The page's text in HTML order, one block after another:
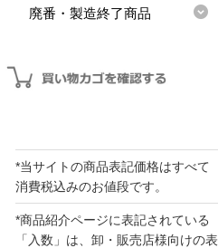
廃番・製造終了商品
*当サイトの商品表記価格はすべて
消費税込みのお値段です。
*商品紹介ページに表記されている
「入数」は、卸・販売店様向けの表